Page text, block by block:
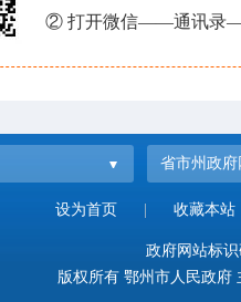
② 打开微信——通讯录
省市州政府
设为首页 收藏本站
政府网站标
版权所有 鄂州市人民政府